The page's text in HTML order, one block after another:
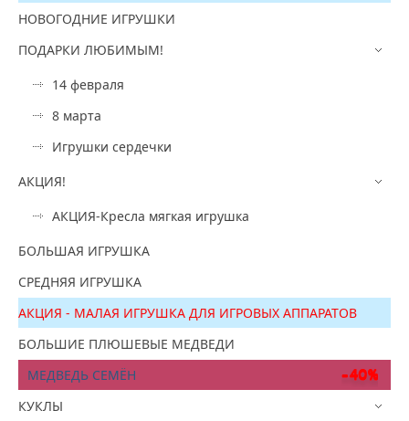
НОВОГОДНИЕ ИГРУШКИ
ПОДАРКИ ЛЮБИМЫМ!
14 февраля
8 марта
Игрушки сердечки
АКЦИЯ!
АКЦИЯ-Кресла мягкая игрушка
БОЛЬШАЯ ИГРУШКА
СРЕДНЯЯ ИГРУШКА
АКЦИЯ - МАЛАЯ ИГРУШКА ДЛЯ ИГРОВЫХ АППАРАТОВ
БОЛЬШИЕ ПЛЮШЕВЫЕ МЕДВЕДИ
МЕДВЕДЬ СЕМЁН
КУКЛЫ